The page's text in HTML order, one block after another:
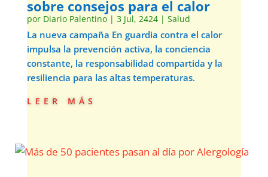
sobre consejos para el calor
por Diario Palentino| 3 Jul, 2424| Salud
La nueva campaña En guardia contra el calor
impulsa la prevención activa, la conciencia
constante, la responsabilidad compartida y la
resiliencia para las altas temperaturas.
leer más